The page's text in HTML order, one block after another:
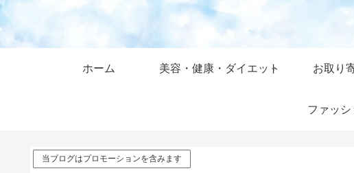
ホーム 美容・健康・ダイエット お取り
ファッシ
当ブログはプロモーションを含みます